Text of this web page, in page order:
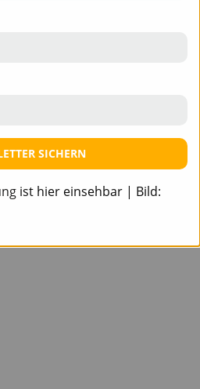
informiert
SICHERN
ist hier einsehbar | Bild: